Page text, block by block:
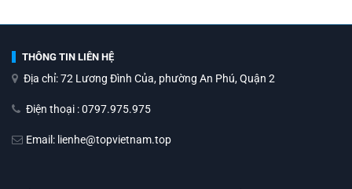
THÔNG TIN LIÊN HỆ
Địa chỉ: 72 Lương Đình Của, phường An Phú, Quận 2
Điện thoại : 0797.975.975
Email: lienhe@topvietnam.top